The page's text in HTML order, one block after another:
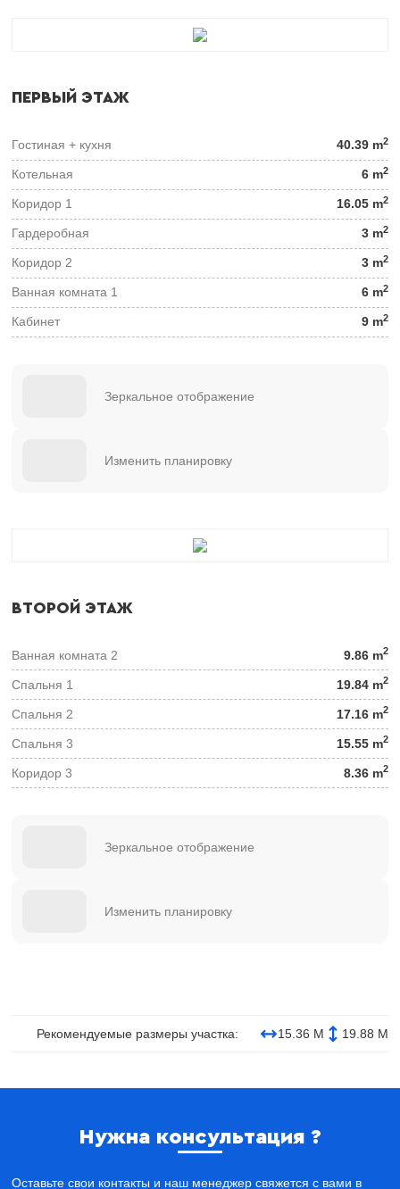
ПЕРВЫЙ ЭТАЖ
Гостиная + кухня 40.39 m2
Котельная 6 m2
Коридор 1 16.05 m2
Гардеробная 3 m2
Коридор 2 3 m2
Ванная комната 1 6 m2
Кабинет 9 m2
Зеркальное отображение
Изменить планировку
ВТОРОЙ ЭТАЖ
Ванная комната 2 9.86 m2
Спальня 1 19.84 m2
Спальня 2 17.16 m2
Спальня 3 15.55 m2
Коридор 3 8.36 m2
Зеркальное отображение
Изменить планировку
Рекомендуемые размеры участка: 15.36 М 19.88 М
Нужна консультация ?
Оставьте свои контакты и наш менеджер свяжется с вами в